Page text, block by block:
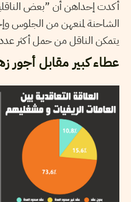
أكدت إحداهن أن ”بعض
الشاحنة لمنعهن من الجلوس
يتمكن الناقل من حمل أكثر
عطاء كبير مقابل أجور